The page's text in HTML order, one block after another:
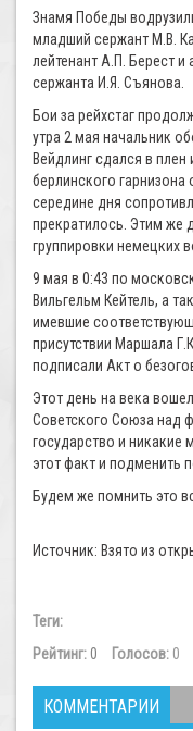
Знамя Победы
младший сержант М.В.
лейтенант А.П. Берест и
сержанта И.Я. Съянова.
Бои за рейхстаг
утра 2 мая начальник
Вейдлинг сдался в
берлинского
середине дня
прекратилось. Этим же
группировки немецких
9 мая в 0:43 по
Вильгельм Кейтель, а
имевшие
присутствии Маршала
подписали Акт о
Этот день на века
Советского Союза над
государство и никакие
этот факт и подменить
Будем же помнить это
Источник: Взято из
Теги:
Рейтинг:0 Голосов: 0
КОММЕНТАРИИ